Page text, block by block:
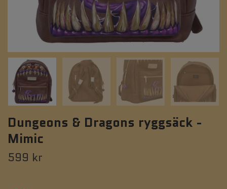
Dungeons & Dragons ryggsäck -
Mimic
599 kr